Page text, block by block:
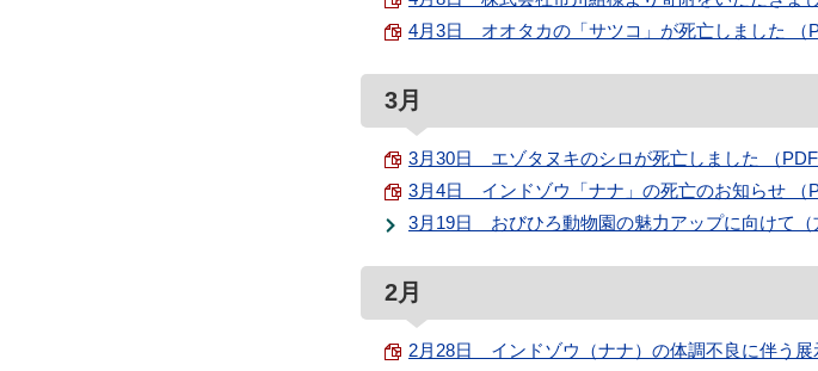
4月3日 オオタカの「サツコ」が死亡しました （
3月
3月30日 エゾタヌキのシロが死亡しました （PDF
3月4日 インドゾウ「ナナ」の死亡のお知らせ （
3月19日 おびひろ動物園の魅力アップに向けて（
2月
2月28日 インドゾウ（ナナ）の体調不良に伴う展